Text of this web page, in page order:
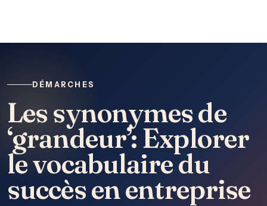
DÉMARCHES
Les synonymes de
‘grandeur’: Explorer
le vocabulaire du
succès en entreprise